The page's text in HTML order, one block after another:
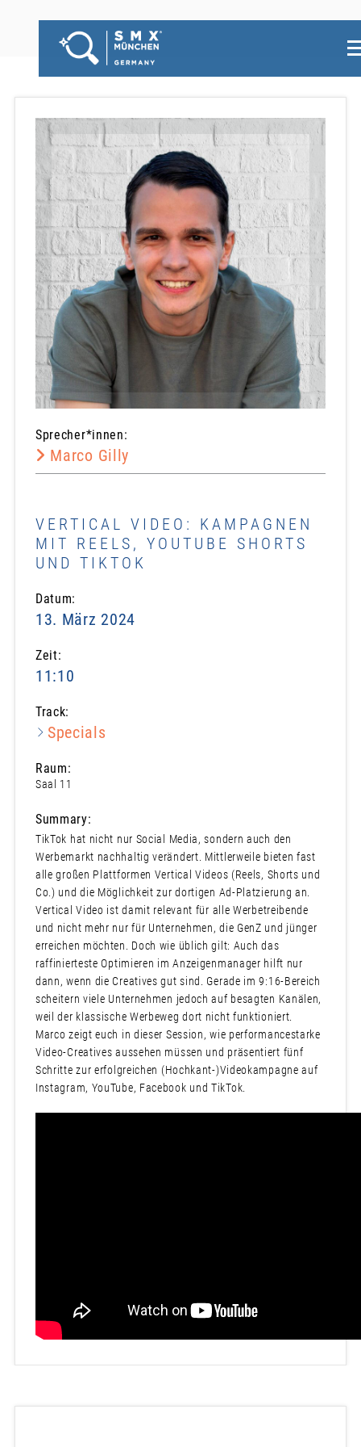
Sprecher*innen:
Marco Gilly
VERTICAL VIDEO: KAMPAGNEN
MIT REELS, YOUTUBE SHORTS
UND TIKTOK
Datum:
13. März 2024
Zeit:
11:10
Track:
Specials
Raum:
Saal 11
Summary:
TikTok hat nicht nur Social Media, sondern auch den
Werbemarkt nachhaltig verändert. Mittlerweile bieten fast
alle großen Plattformen Vertical Videos (Reels, Shorts und
Co.) und die Möglichkeit zur dortigen Ad-Platzierung an.
Vertical Video ist damit relevant für alle Werbetreibende
und nicht mehr nur für Unternehmen, die GenZ und jünger
erreichen möchten. Doch wie üblich gilt: Auch das
raffinierteste Optimieren im Anzeigenmanager hilft nur
dann, wenn die Creatives gut sind. Gerade im 9:16-Bereich
scheitern viele Unternehmen jedoch auf besagten Kanälen,
weil der klassische Werbeweg dort nicht funktioniert.
Marco zeigt euch in dieser Session, wie performancestarke
Video-Creatives aussehen müssen und präsentiert fünf
Schritte zur erfolgreichen (Hochkant-)Videokampagne auf
Instagram, YouTube, Facebook und TikTok.